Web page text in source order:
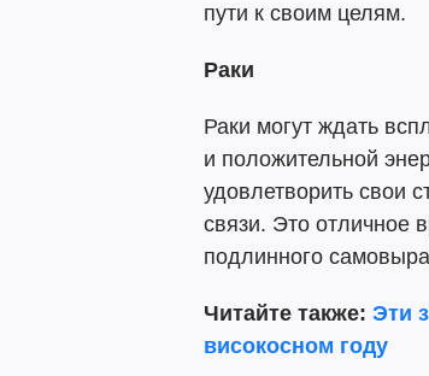
пути к своим целям.
Раки
Раки могут ждать
и положительной
удовлетворить свои
связи. Это отличное
подлинного
Читайте также: Эти
високосном году